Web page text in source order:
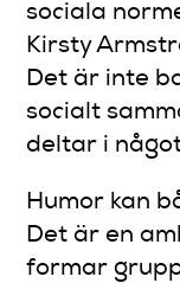
sociala
Kirsty
Det är inte
socialt
deltar i
Humor kan
Det är en
formar